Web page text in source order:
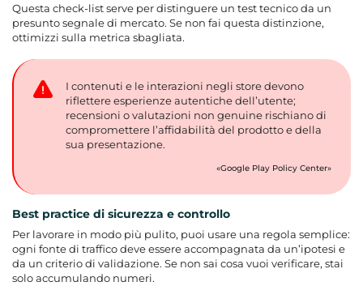
Questa check-list serve per distinguere un test tecnico da un
presunto segnale di mercato. Se non fai questa distinzione,
ottimizzi sulla metrica sbagliata.
I contenuti e le interazioni negli store devono
riflettere esperienze autentiche dell’utente;
recensioni o valutazioni non genuine rischiano di
compromettere l’affidabilità del prodotto e della
sua presentazione.
Google Play Policy Center
Best practice di sicurezza e controllo
Per lavorare in modo più pulito, puoi usare una regola semplice:
ogni fonte di traffico deve essere accompagnata da un’ipotesi e
da un criterio di validazione. Se non sai cosa vuoi verificare, stai
solo accumulando numeri.